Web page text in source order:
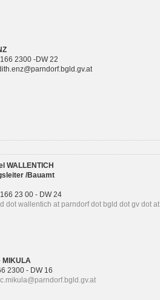
2300 -DW 22
WALLENTICH
/Bauamt
23 00 - DW 24
d dot wallentich at parndorf dot bgld dot gv dot at
MIKULA
2300 - DW 16
c.mikula@parndorf.bgld.gv.at